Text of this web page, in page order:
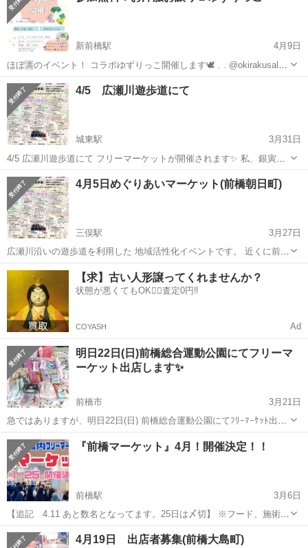
新前橋駅
4月9日
ほぼ🈵のイベント！ コラボゆずりっこ開催します🕊️ . . @okirakusalon
さんと またまたコラボします！ . 来場してアンケートに 答えていただ
くだけで ギフト券をもらえます☕ . . お友達とご参加お待ち...
群馬 前橋市 新前橋駅 フリーマーケット
4/5 広瀬川遊歩道にて
城東駅
3月31日
4/5 広瀬川遊歩道にて フリーマーケットが開催されます✨️ 私、銀寅め
だかは 毎年 桜の咲くころ こちらのフリーマーケットに 参加させて
いただいてます😊 初心を忘れず☝️ お子様たちと メダカ掬いで遊んで
ますよ😁 ...
群馬 前橋市 城東駅 フリーマーケット 会場
4月5日めぐりあいマーケット(前橋朝日町)
三俣駅
3月27日
広瀬川沿いの遊歩道を利用した 地域活性化イベントです。 近くに前橋
こども公園があります。 【開催日】2026年4月5日 【開催時間】 9：
30～15：00 ※途中退出不可 【開催場所】広瀬川沿い遊歩道 ...
群馬 前橋市 三俣駅 フリーマーケット
【求】古い人形譲ってくれませんか？
状態が悪くてもOK🙆‍♀️査定0円‼️
COYASH Ad
明日22日(日)前橋総合運動公園にてフリーマ
ーケット出店します✨️
前橋市
3月21日
急ではありますが、明日22日(日) 前橋総合運動公園にてﾌﾘｰﾏｰｹｯﾄ出店
します😊✨️ 私が出店している時間ですが、8時半位～12時位になりま
す。 他にも出店者様はいらっしゃいますが、あくまでも私の出店時間
になります...
群馬 前橋市 フリーマーケット サンリオ
『前橋マーケット』4月！開催決定！！
前橋駅
3月6日
【追記 4.11 あと数名となってます。25日は〆切】 ※フード、施術、
占いなど締め切ったジャンルもあります。 ご来店前にご確認ください
ね！ 〜お申込みはお早めに〜 屋内フリマ『前橋マーケット』in 前橋リ
群馬 前橋市 前橋駅 フリーマーケット フリマ
4月19日 出店者募集(前橋大島町)